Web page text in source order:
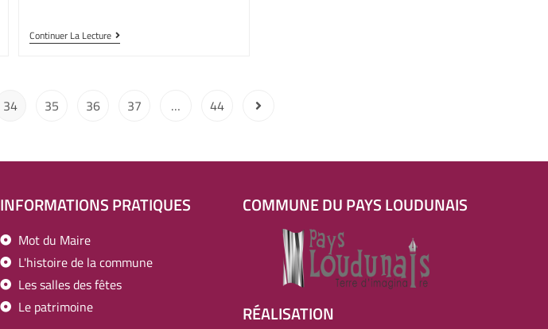
Continuer La Lecture
34 35 36 37 … 44
INFORMATIONS PRATIQUES
Mot du Maire
L'histoire de la commune
Les salles des fêtes
Le patrimoine
COMMUNE DU PAYS LOUDUNAIS
RÉALISATION